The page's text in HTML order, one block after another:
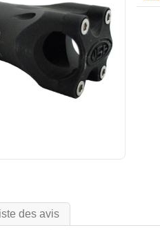
des avis